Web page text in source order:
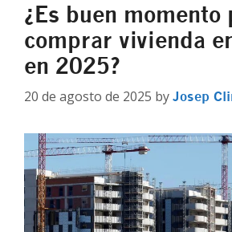
¿Es buen momento
comprar vivienda
en 2025?
20 de agosto de 2025 by Josep